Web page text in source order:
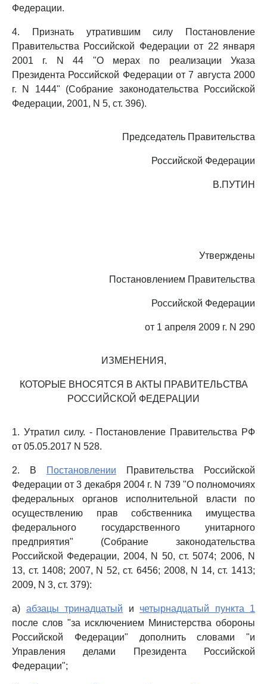
Федерации.
4. Признать утратившим силу Постановление
Правительства Российской Федерации от 22 января
2001 г. N 44 "О мерах по реализации Указа
Президента Российской Федерации от 7 августа 2000
г. N 1444" (Собрание законодательства Российской
Федерации, 2001, N 5, ст. 396).
Председатель Правительства
Российской Федерации
В.ПУТИН
Утверждены
Постановлением Правительства
Российской Федерации
от 1 апреля 2009 г. N 290
ИЗМЕНЕНИЯ,
КОТОРЫЕ ВНОСЯТСЯ В АКТЫ ПРАВИТЕЛЬСТВА
РОССИЙСКОЙ ФЕДЕРАЦИИ
1. Утратил силу. - Постановление Правительства РФ
от 05.05.2017 N 528.
2. В Постановлении Правительства Российской
Федерации от 3 декабря 2004 г. N 739 "О полномочиях
федеральных органов исполнительной власти по
осуществлению прав собственника имущества
федерального государственного унитарного
предприятия" (Собрание законодательства
Российской Федерации, 2004, N 50, ст. 5074; 2006, N
13, ст. 1408; 2007, N 52, ст. 6456; 2008, N 14, ст. 1413;
2009, N 3, ст. 379):
а) абзацы тринадцатый и четырнадцатый пункта 1
после слов "за исключением Министерства обороны
Российской Федерации" дополнить словами "и
Управления делами Президента Российской
Федерации";